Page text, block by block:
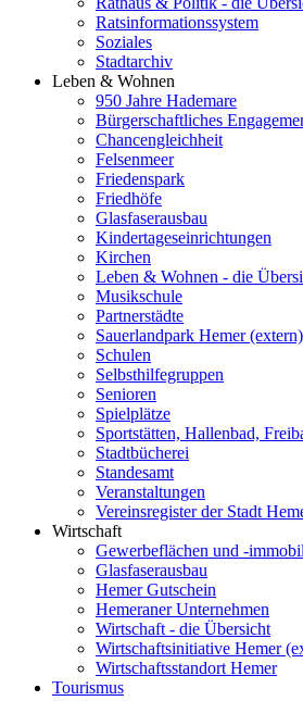
Ratsinformationssystem
Soziales
Stadtarchiv
Leben & Wohnen
950 Jahre Hademare
Bürgerschaftliches
Chancengleichheit
Felsenmeer
Friedenspark
Friedhöfe
Glasfaserausbau
Kindertageseinrichtungen
Kirchen
Leben & Wohnen - die
Musikschule
Partnerstädte
Sauerlandpark Hemer (extern)
Schulen
Selbsthilfegruppen
Senioren
Spielplätze
Sportstätten, Hallenbad,
Stadtbücherei
Standesamt
Veranstaltungen
Vereinsregister der Stadt
Wirtschaft
Gewerbeflächen und -
Glasfaserausbau
Hemer Gutschein
Hemeraner Unternehmen
Wirtschaft - die Übersicht
Wirtschaftsinitiative Hemer
Wirtschaftsstandort Hemer
Tourismus